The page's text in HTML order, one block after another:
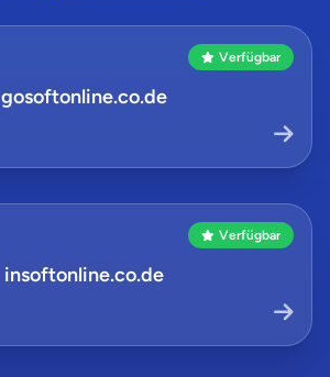
Verfügbar
gosoftonline.co.de
Verfügbar
insoftonline.co.de